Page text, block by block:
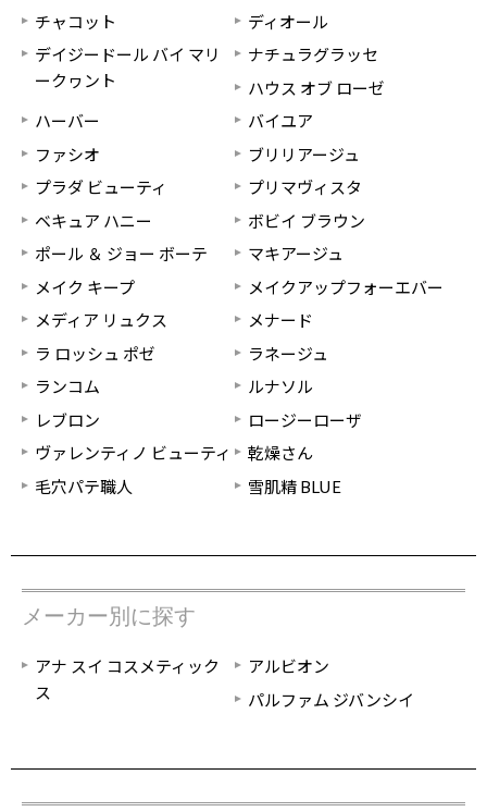
チャコット
ディオール
デイジードール バイ マリ
ークヮント
ナチュラグラッセ
ハウス オブ ローゼ
ハーバー
バイユア
ファシオ
ブリリアージュ
プラダ ビューティ
プリマヴィスタ
ベキュア ハニー
ボビイ ブラウン
ポール ＆ ジョー ボーテ
マキアージュ
メイク キープ
メイクアップフォーエバー
メディア リュクス
メナード
ラ ロッシュ ポゼ
ラネージュ
ランコム
ルナソル
レブロン
ロージーローザ
ヴァレンティノ ビューティ
乾燥さん
毛穴パテ職人
雪肌精 BLUE
メーカー別に探す
アナ スイ コスメティック
ス
アルビオン
パルファム ジバンシイ